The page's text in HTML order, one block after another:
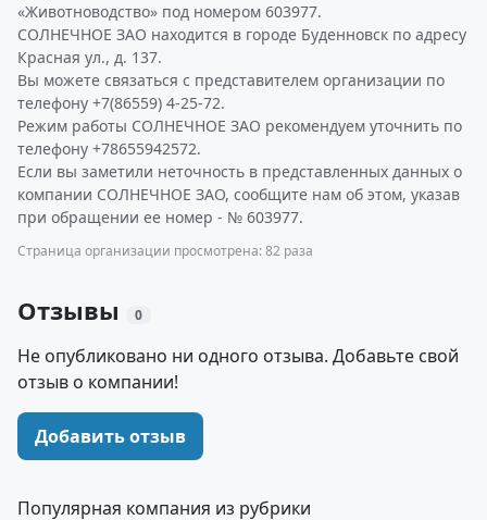
«Животноводство» под номером 603977.
СОЛНЕЧНОЕ ЗАО находится в городе Буденновск по адресу
Красная ул., д. 137.
Вы можете связаться с представителем организации по
телефону +7(86559) 4-25-72.
Режим работы СОЛНЕЧНОЕ ЗАО рекомендуем уточнить по
телефону +78655942572.
Если вы заметили неточность в представленных данных о
компании СОЛНЕЧНОЕ ЗАО, сообщите нам об этом, указав
при обращении ее номер - № 603977.
Страница организации просмотрена: 82 раза
Отзывы 0
Не опубликовано ни одного отзыва. Добавьте свой
отзыв о компании!
Добавить отзыв
Популярная компания из рубрики